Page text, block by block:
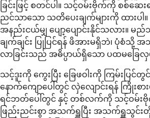
ခြင်းဖြင့် စတင်ပါ။ သင့်ဝမ်းဗိုက်ကို စစ်ဆေ
ညင်သာသော သတိပေးချက်များကို ထားပါ။
အနည်းငယ်မျှ ပျော့ပျောင်းနိုင်သလား။
ချက်ချင်း ပြုပြင်ရန် ဖိအားမရှိဘဲ၊ ပုံစံ
လာခြင်းသည် အဓိပ္ပာယ်ရှိသော ပထမခြေလှ
သင့်ဒူးကို ကွေးပြီး ခြေဖဝါးကို ကြမ်းပြင်
နောက်ကျောပေါ်တွင် လှဲလျောင်းရန် ကြိုး
ရင်ဘတ်ပေါ်တွင် နှင့် တစ်လက်ကို သင့်ဝမ်းဗိုက်
ဖြည်းညင်းစွာ အသက်ရှူပြီး အသက်ရှူသွင်း